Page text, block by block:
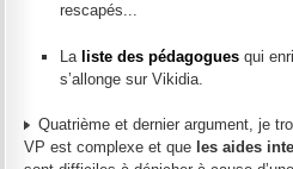
rescapés...
Laliste des pédagogues qui
s’allonge sur Vikidia.
Quatrième et dernier argument, je
VP est complexe et que les aides